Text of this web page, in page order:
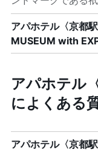
アパホテル〈京都
MUSEUM with
アパホテル
によくある
アパホテル〈京都